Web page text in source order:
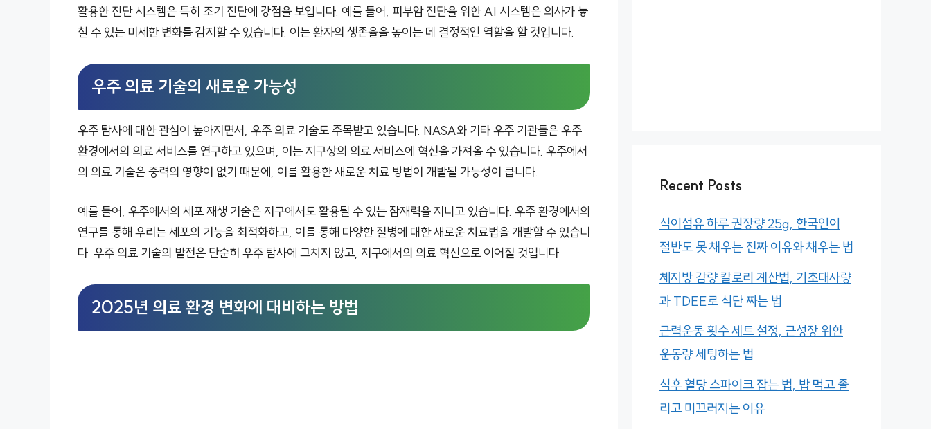
활용한 진단 시스템은 특히 조기 진단에 강점을 보입니다. 예를 들어, 피부암 진단을 위한 AI 시스템은 의사가 놓
칠 수 있는 미세한 변화를 감지할 수 있습니다. 이는 환자의 생존율을 높이는 데 결정적인 역할을 할 것입니다.
우주 의료 기술의 새로운 가능성
우주 탐사에 대한 관심이 높아지면서, 우주 의료 기술도 주목받고 있습니다. NASA와 기타 우주 기관들은 우주
환경에서의 의료 서비스를 연구하고 있으며, 이는 지구상의 의료 서비스에 혁신을 가져올 수 있습니다. 우주에서
의 의료 기술은 중력의 영향이 없기 때문에, 이를 활용한 새로운 치료 방법이 개발될 가능성이 큽니다.
예를 들어, 우주에서의 세포 재생 기술은 지구에서도 활용될 수 있는 잠재력을 지니고 있습니다. 우주 환경에서의
연구를 통해 우리는 세포의 기능을 최적화하고, 이를 통해 다양한 질병에 대한 새로운 치료법을 개발할 수 있습니
다. 우주 의료 기술의 발전은 단순히 우주 탐사에 그치지 않고, 지구에서의 의료 혁신으로 이어질 것입니다.
2025년 의료 환경 변화에 대비하는 방법
Recent Posts
식이섬유 하루 권장량 25g, 한국인이
절반도 못 채우는 진짜 이유와 채우는 법
체지방 감량 칼로리 계산법, 기초대사량
과 TDEE로 식단 짜는 법
근력운동 횟수 세트 설정, 근성장 위한
운동량 세팅하는 법
식후 혈당 스파이크 잡는 법, 밥 먹고 졸
리고 미끄러지는 이유